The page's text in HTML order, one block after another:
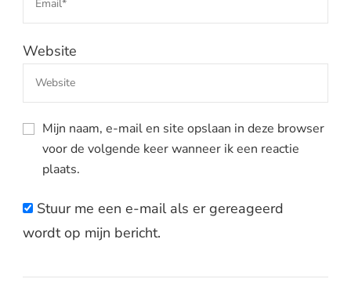
Website
Mijn naam, e-mail en site opslaan in deze browser
voor de volgende keer wanneer ik een reactie
plaats.
Stuur me een e-mail als er gereageerd
wordt op mijn bericht.